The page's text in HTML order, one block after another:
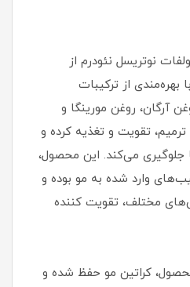
نوتریسل نئودرم از
بهره‌مندی از ترکیبات
آرگان، روغن مورینگا و
ترمیم، تقویت و تغذیه کرده و
جلوگیری می‌کند. این محصول،
وارد شده به مو بوده و
مختلف، تقویت کننده
کراتین مو حفظ شده و